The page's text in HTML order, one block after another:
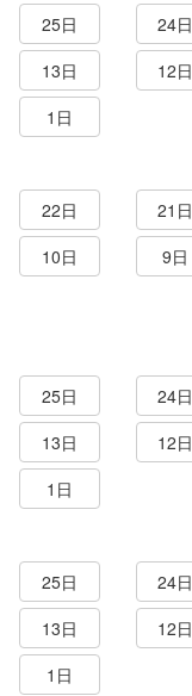
25日 24日
13日 12日
1日
22日 21日
10日 9日
25日 24日
13日 12日
1日
25日 24日
13日 12日
1日